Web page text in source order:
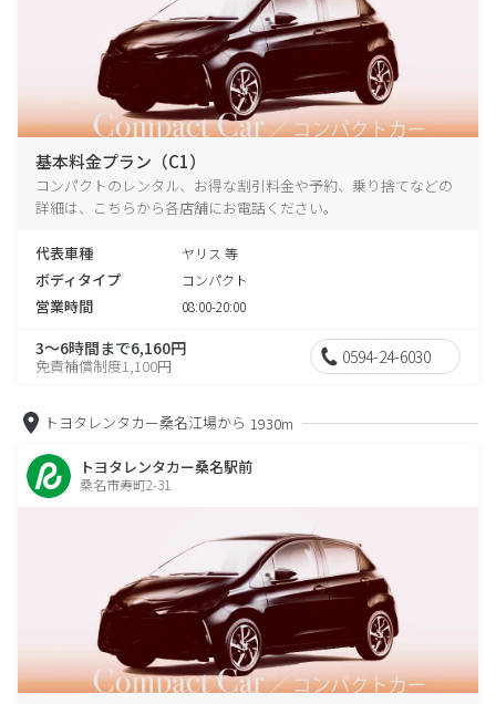
基本料金プラン（C1）
コンパクトのレンタル、お得な割引料金や予約、乗り捨てなどの
詳細は、こちらから各店舗にお電話ください。
代表車種 ヤリス 等
ボディタイプ コンパクト
営業時間 08:00-20:00
3～6時間まで6,160円
免責補償制度1,100円 0594-24-6030
トヨタレンタカー桑名江場から 1930m
トヨタレンタカー桑名駅前
桑名市寿町2-31